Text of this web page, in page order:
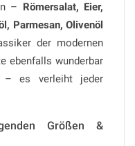
– Römersalat, Eier,
Parmesan, Olivenöl
der modernen
ebenfalls wunderbar
– es verleiht jeder
Größen &